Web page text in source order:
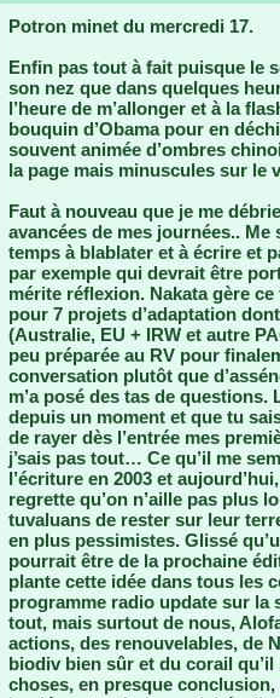
Potron minet du mercredi 17.
Enfin pas tout à fait puisque le
son nez que dans quelques
l’heure de m’allonger et à la
bouquin d’Obama pour en
souvent animée d’ombres
la page mais minuscules sur le
Faut à nouveau que je me
avancées de mes journées..
temps à blablater et à écrire et
par exemple qui devrait être
mérite réflexion. Nakata gère
pour 7 projets d’adaptation
(Australie, EU + IRW et autre
peu préparée au RV pour
conversation plutôt que
m’a posé des tas de questions.
depuis un moment et que tu
de rayer dès l’entrée mes
j’sais pas tout… Ce qu’il me
l’écriture en 2003 et
regrette qu’on n’aille pas plus
tuvaluans de rester sur leur
en plus pessimistes. Glissé
pourrait être de la prochaine
plante cette idée dans tous les
programme radio update sur la
tout, mais surtout de nous,
actions, des renouvelables, de
biodiv bien sûr et du corail
choses, en presque